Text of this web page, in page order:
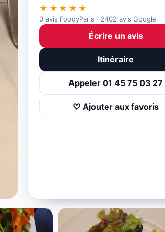
★★★★★
0 avis FoodyParis · 2402 avis Google
Écrire un avis
Itinéraire
Appeler 01 45 75 03 27
♡ Ajouter aux favoris